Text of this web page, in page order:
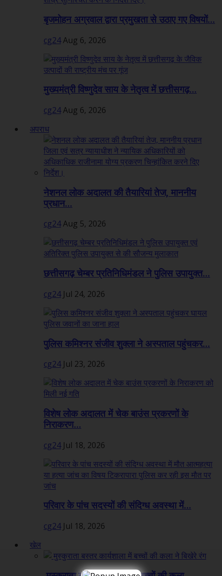
बृजमोहन अग्रवाल द्वारा प्रमुखता से उठाए गए विषयों...
cg24Aug 6, 2026
मुख्यमंत्री विष्णुदेव साय के नेतृत्व में छत्तीसगढ़...
cg24Aug 6, 2026
अपराध
नेशनल लोक अदालत की तैयारियां तेज, माननीय
प्रधान...
cg24Aug 5, 2026
छत्तीसगढ़ चेम्बर प्रतिनिधिमंडल ने पुलिस उपायुक्त...
cg24 Jul 24, 2026
पुलिस कमिश्नर संजीव शुक्ला ने अस्पताल पहुंचकर...
cg24 Jul 23, 2026
विशेष लोक अदालत में चेक बाउंस प्रकरणों के
निराकरण...
cg24 Jul 18, 2026
परिवार के पांच सदस्यों की संदिग्ध अवस्था में...
cg24 Jul 18, 2026
खेल